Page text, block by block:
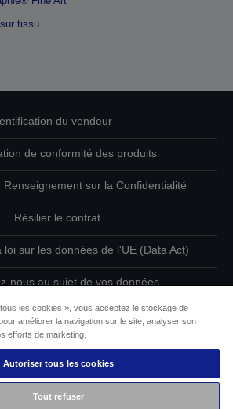
tissu
du vendeur
de conformité des produits
Renseignement sur la Confidentialité
Résilier le contrat
loi sur les données de l'UE (Data Act)
nous au sujet de vos données
sur les cookies
© 2026 Seiko Epson
les cookies », vous acceptez le stockage de
améliorer la navigation sur le site, analyser son
efforts de marketing.
Autoriser tous les cookies
Tout refuser